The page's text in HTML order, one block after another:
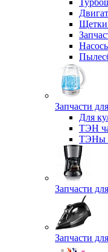
Щетки
Запчасти
Для
ТЭН
ТЭНы
Запчасти
Запчасти